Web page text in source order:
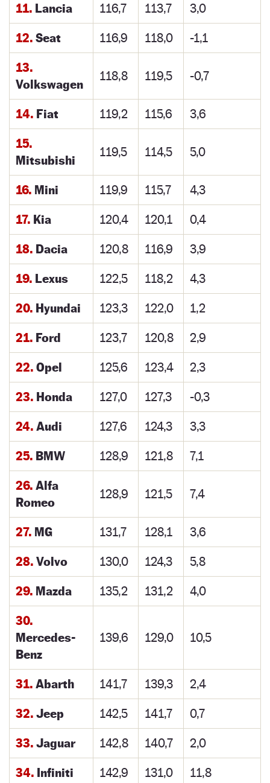
11. Lancia 116,7 113,7 3,0
12. Seat 116,9 118,0 -1,1
13.
Volkswagen
118,8 119,5 -0,7
14. Fiat 119,2 115,6 3,6
15.
Mitsubishi
119,5 114,5 5,0
16. Mini 119,9 115,7 4,3
17. Kia 120,4 120,1 0,4
18. Dacia 120,8 116,9 3,9
19. Lexus 122,5 118,2 4,3
20. Hyundai 123,3 122,0 1,2
21. Ford 123,7 120,8 2,9
22. Opel 125,6 123,4 2,3
23. Honda 127,0 127,3 -0,3
24. Audi 127,6 124,3 3,3
25. BMW 128,9 121,8 7,1
26. Alfa
Romeo
128,9 121,5 7,4
27. MG 131,7 128,1 3,6
28. Volvo 130,0 124,3 5,8
29. Mazda 135,2 131,2 4,0
30.
Mercedes-
Benz
139,6 129,0 10,5
31. Abarth 141,7 139,3 2,4
32. Jeep 142,5 141,7 0,7
33. Jaguar 142,8 140,7 2,0
34. Infiniti 142,9 131,0 11,8